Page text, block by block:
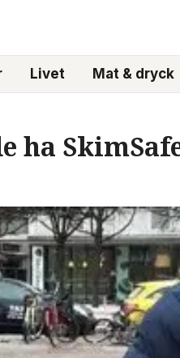
Livet Mat & dryck
ha